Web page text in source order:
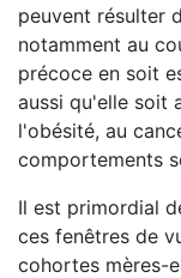
peuvent résulter
notamment au
précoce en soit
aussi qu'elle soit
l'obésité, au
comportements
Il est primordial
ces fenêtres de
cohortes mères-